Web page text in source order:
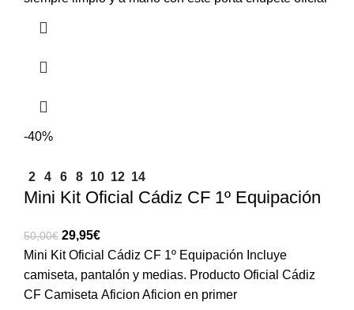
-40%
2 4 6 8 10 12 14
Mini Kit Oficial Cádiz CF 1º Equipación
50,00€ 29,95€
Mini Kit Oficial Cádiz CF 1º Equipación Incluye
camiseta, pantalón y medias. Producto Oficial Cádiz
CF Camiseta Aficion Aficion en primer